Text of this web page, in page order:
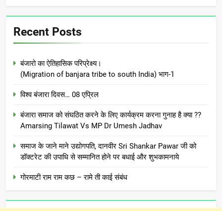
Recent Posts
बंजारो का ऐतिहासिक परिप्रेक्ष्य।
(Migration of banjara tribe to south India) भाग-1
विश्व बंजारा दिवस… 08 एप्रिल
बंजारा समाज को संघठित करने के लिए कार्यक्रम करना गुनाह है क्या ??
Amarsing Tilawat Vs MP Dr Umesh Jadhav
समाज के जाने माने उद्योगपति, दानवीर Sri Shankar Pawar जी को
डॉक्टरेट की उपाधि से सम्मानित होने पर बधाई और शुभकामनाये
गोरमाटी राम राम कछ – रामे ती काई संबंध